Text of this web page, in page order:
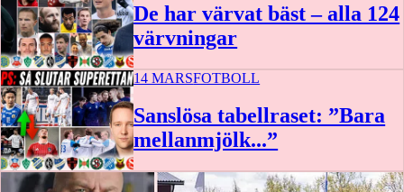
De har värvat bäst – alla 124
värvningar
14 MARSFOTBOLL
Sanslösa tabellraset: ”Bara
mellanmjölk...”